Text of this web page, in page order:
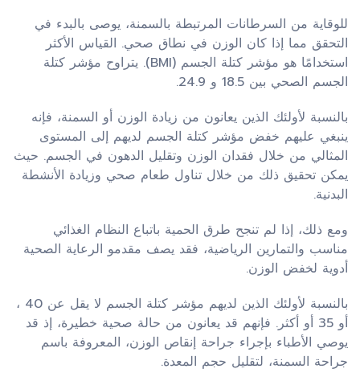
للوقاية من السرطانات المرتبطة بالسمنة، يوصى بالبدء في
التحقق مما إذا كان الوزن في نطاق صحي. القياس الأكثر
استخدامًا هو مؤشر كتلة الجسم (BMI). يتراوح مؤشر كتلة
الجسم الصحي بين 18.5 و 24.9.
بالنسبة لأولئك الذين يعانون من زيادة الوزن أو السمنة، فإنه
ينبغي عليهم خفض مؤشر كتلة الجسم لديهم إلى المستوى
المثالي من خلال فقدان الوزن وتقليل الدهون في الجسم. حيث
يمكن تحقيق ذلك من خلال تناول طعام صحي وزيادة الأنشطة
البدنية.
ومع ذلك، إذا لم تنجح طرق الحمية باتباع النظام الغذائي
مناسب والتمارين الرياضية، فقد يصف مقدمو الرعاية الصحية
أدوية لخفض الوزن.
بالنسبة لأولئك الذين لديهم مؤشر كتلة الجسم لا يقل عن 40 ،
أو 35 أو أكثر. فإنهم قد يعانون من حالة صحية خطيرة، إذ قد
يوصي الأطباء بإجراء جراحة إنقاص الوزن، المعروفة باسم
جراحة السمنة، لتقليل حجم المعدة.